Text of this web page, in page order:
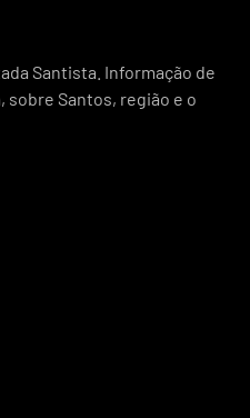
Santista. Informação de
sobre Santos, região e o